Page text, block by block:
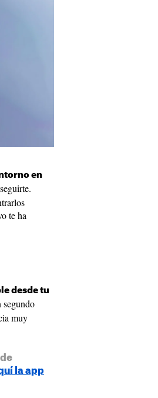
en
te ha
desde tu
segundo
muy
la app